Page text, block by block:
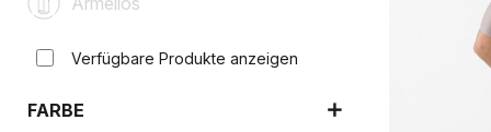
Verfügbare Produkte anzeigen
FARBE